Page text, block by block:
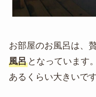
お部屋のお風呂は、
風呂となっています
あるくらい大きいです